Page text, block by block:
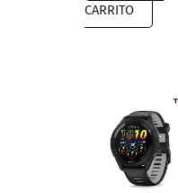
CARRITO